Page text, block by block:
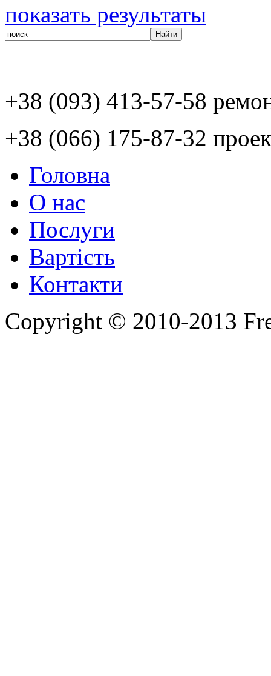
показать результаты
+38 (093) 413-57-58
+38 (066) 175-87-32
Головна
О нас
Послуги
Вартість
Контакти
Copyright © 2010-2013